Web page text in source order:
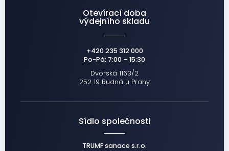
Otevírací doba
výdejního skladu
+420 235 312 000
Po-Pá: 7:00 – 15:30
Dvorská 1163/2
252 19 Rudná u Prahy
Sídlo společnosti
TRUMF sanace s.r.o.